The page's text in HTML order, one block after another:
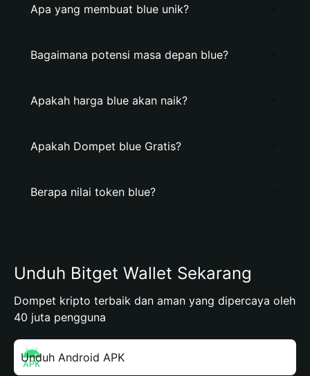
Apa yang membuat blue unik?
Bagaimana potensi masa depan blue?
Apakah harga blue akan naik?
Apakah Dompet blue Gratis?
Berapa nilai token blue?
Unduh Bitget Wallet Sekarang
Dompet kripto terbaik dan aman yang dipercaya oleh
40 juta pengguna
Unduh Android APK